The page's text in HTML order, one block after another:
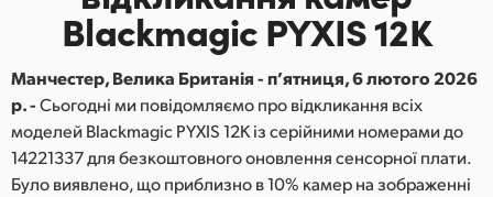
Finland
Germany
Hong Kong SAR, China
Blackmagic PYXIS 12K
Манчестер, Велика Британія - п’ятниця, 6 лютого 2026
р. -Сьогодні ми повідомляємо про відкликання всіх
моделей Blackmagic PYXIS 12K із серійними номерами до
14221337 для безкоштовного оновлення сенсорної плати.
Було виявлено, що приблизно в 10% камер на зображенні